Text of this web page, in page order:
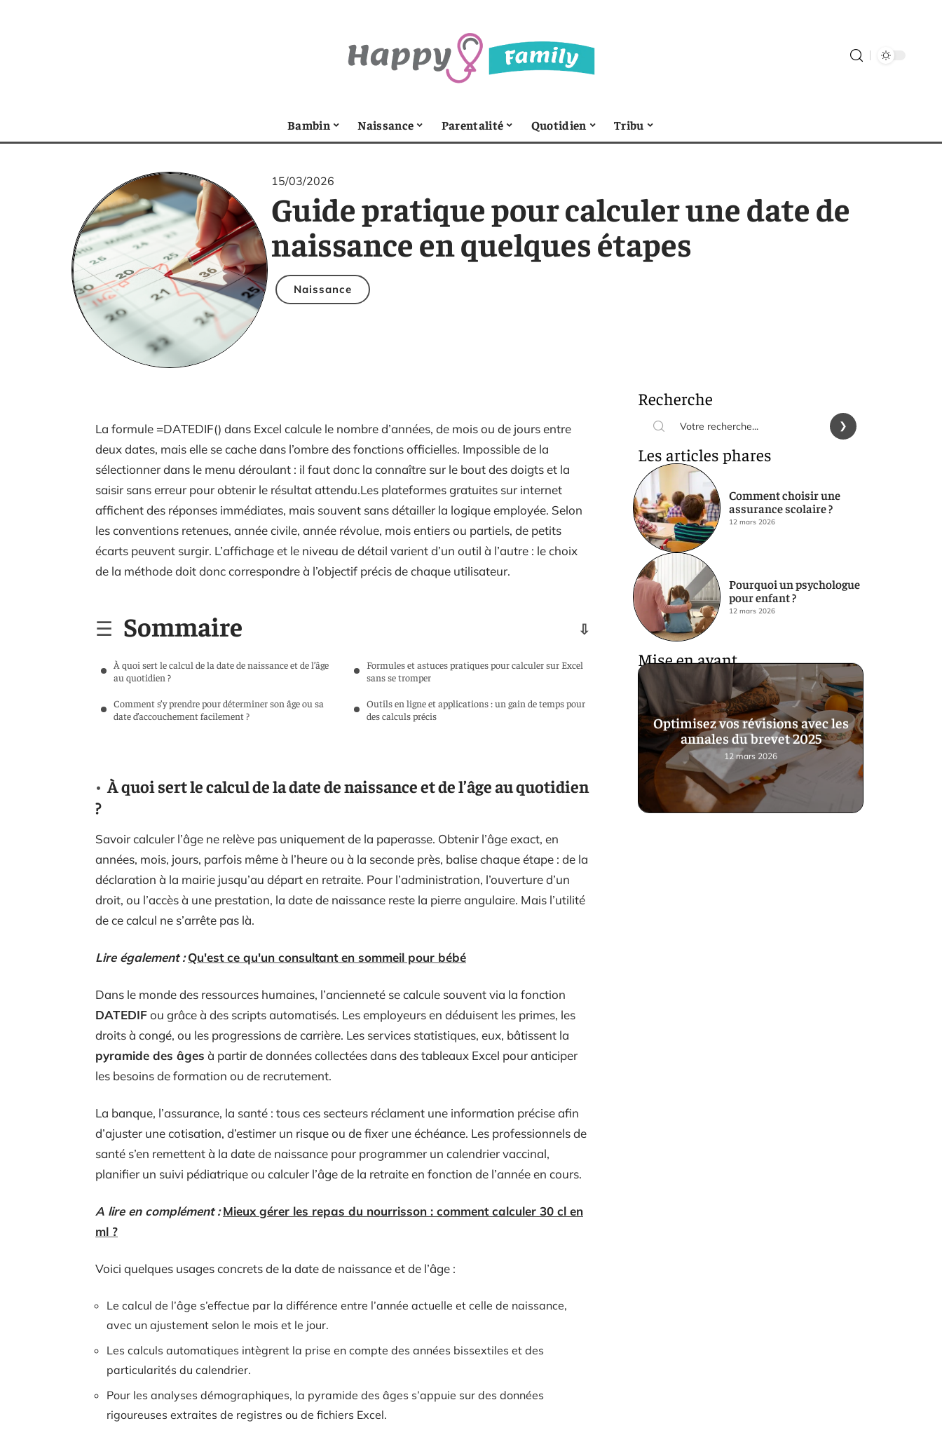
Bambin Naissance Parentalité Quotidien Tribu
15/03/2026
Guide pratique pour calculer une date de
naissance en quelques étapes
Naissance
La formule =DATEDIF() dans Excel calcule le nombre d’années, de mois ou de jours entre
deux dates, mais elle se cache dans l’ombre des fonctions officielles. Impossible de la
sélectionner dans le menu déroulant : il faut donc la connaître sur le bout des doigts et la
saisir sans erreur pour obtenir le résultat attendu.Les plateformes gratuites sur internet
affichent des réponses immédiates, mais souvent sans détailler la logique employée. Selon
les conventions retenues, année civile, année révolue, mois entiers ou partiels, de petits
écarts peuvent surgir. L’affichage et le niveau de détail varient d’un outil à l’autre : le choix
de la méthode doit donc correspondre à l’objectif précis de chaque utilisateur.
Sommaire
À quoi sert le calcul de la date de naissance et de l’âge
au quotidien ?
Comment s’y prendre pour déterminer son âge ou sa
date d’accouchement facilement ?
Formules et astuces pratiques pour calculer sur Excel
sans se tromper
Outils en ligne et applications : un gain de temps pour
des calculs précis
À quoi sert le calcul de la date de naissance et de l’âge au quotidien
?
Savoir calculer l’âge ne relève pas uniquement de la paperasse. Obtenir l’âge exact, en
années, mois, jours, parfois même à l’heure ou à la seconde près, balise chaque étape : de la
déclaration à la mairie jusqu’au départ en retraite. Pour l’administration, l’ouverture d’un
droit, ou l’accès à une prestation, la date de naissance reste la pierre angulaire. Mais l’utilité
de ce calcul ne s’arrête pas là.
Lire également : Qu'est ce qu'un consultant en sommeil pour bébé
Dans le monde des ressources humaines, l’ancienneté se calcule souvent via la fonction
DATEDIFou grâce à des scripts automatisés. Les employeurs en déduisent les primes, les
droits à congé, ou les progressions de carrière. Les services statistiques, eux, bâtissent la
pyramide des âges à partir de données collectées dans des tableaux Excel pour anticiper
les besoins de formation ou de recrutement.
La banque, l’assurance, la santé : tous ces secteurs réclament une information précise afin
d’ajuster une cotisation, d’estimer un risque ou de fixer une échéance. Les professionnels de
santé s’en remettent à la date de naissance pour programmer un calendrier vaccinal,
planifier un suivi pédiatrique ou calculer l’âge de la retraite en fonction de l’année en cours.
A lire en complément : Mieux gérer les repas du nourrisson : comment calculer 30 cl en
ml ?
Voici quelques usages concrets de la date de naissance et de l’âge :
Le calcul de l’âge s’effectue par la différence entre l’année actuelle et celle de naissance,
avec un ajustement selon le mois et le jour.
Les calculs automatiques intègrent la prise en compte des années bissextiles et des
particularités du calendrier.
Pour les analyses démographiques, la pyramide des âges s’appuie sur des données
rigoureuses extraites de registres ou de fichiers Excel.
Recherche
Les articles phares
Comment choisir une
assurance scolaire ?
12 mars 2026
Pourquoi un psychologue
pour enfant ?
12 mars 2026
Mise en avant
Optimisez vos révisions avec les
annales du brevet 2025
12 mars 2026